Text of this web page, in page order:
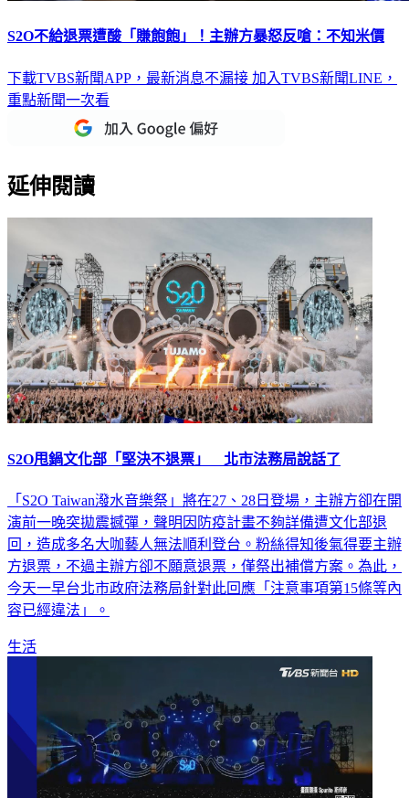
S2O不給退票遭酸「賺飽飽」！主辦方暴怒反嗆：不知米價
下載TVBS新聞APP，最新消息不漏接 加入TVBS新聞LINE，
重點新聞一次看
延伸閱讀
S2O甩鍋文化部「堅決不退票」 北市法務局說話了
「S2O Taiwan潑水音樂祭」將在27、28日登場，主辦方卻在開
演前一晚突拋震撼彈，聲明因防疫計畫不夠詳備遭文化部退
回，造成多名大咖藝人無法順利登台。粉絲得知後氣得要主辦
方退票，不過主辦方卻不願意退票，僅祭出補償方案。為此，
今天一早台北市政府法務局針對此回應「注意事項第15條等內
容已經違法」。
生活